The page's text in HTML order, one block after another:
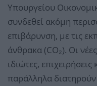
Υπουργείου
συνδεθεί ακόμη
επιβάρυνση, με τις
άνθρακα (CO₂). Οι
ιδιώτες,
παράλληλα διατηρούν